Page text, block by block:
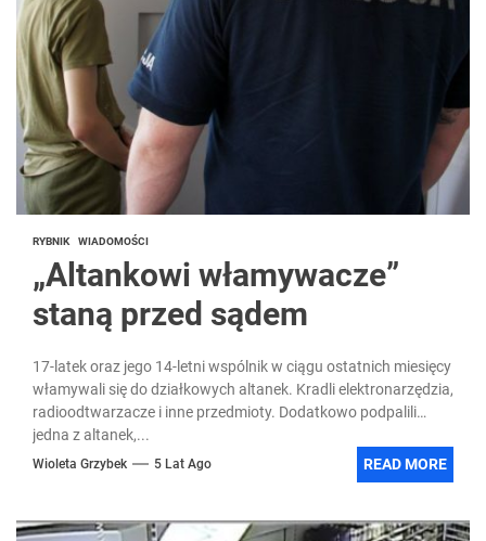
RYBNIK WIADOMOŚCI
„Altankowi włamywacze”
staną przed sądem
17-latek oraz jego 14-letni wspólnik w ciągu ostatnich miesięcy
włamywali się do działkowych altanek. Kradli elektronarzędzia,
radioodtwarzacze i inne przedmioty. Dodatkowo podpalili
jedna z altanek,...
Wioleta Grzybek 5 Lat Ago READ MORE